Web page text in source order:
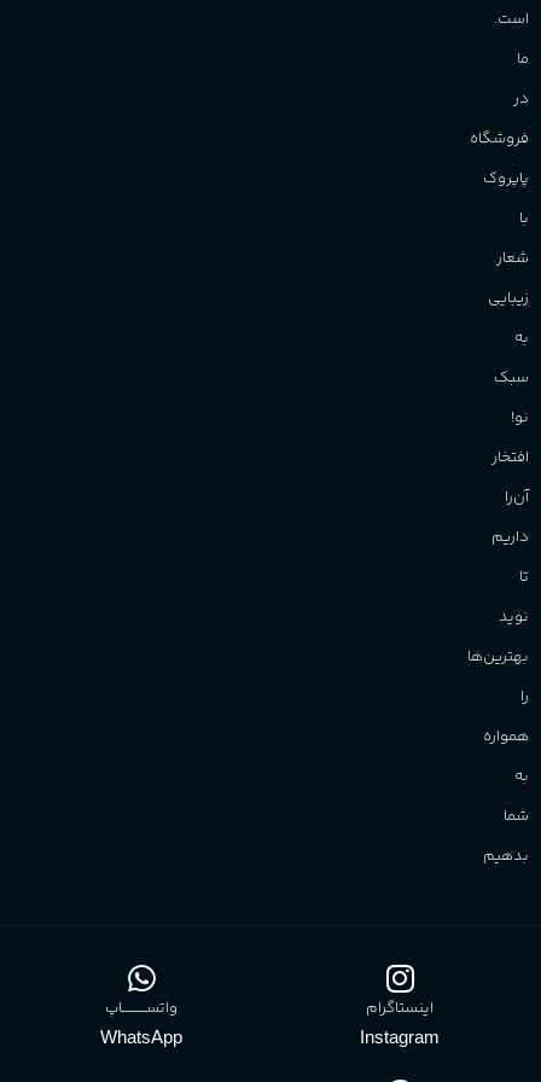
است.
ما
در
فروشگاه
پاپروک
با
شعار
زیبایی
به
سبک
نو!
افتخار
آن‌را
داریم
تا
نوید
بهترین‌ها
را
همواره
به
شما
بدهیم
اینستاگرام
Instagram
واتســــــــــاپ
WhatsApp